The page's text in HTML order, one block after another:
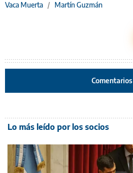
Vaca Muerta / Martín Guzmán
Comentarios
Lo más leído por los socios